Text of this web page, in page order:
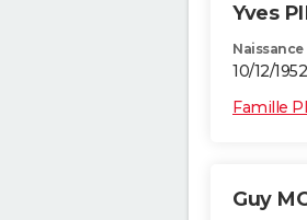
Yves
Naissance
10/12/
Famille
Guy